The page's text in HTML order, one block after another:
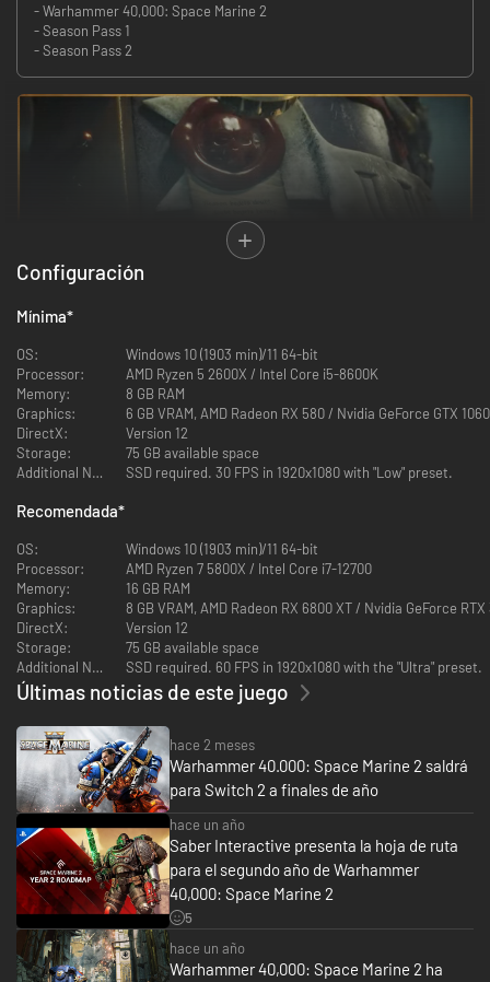
- Warhammer 40,000: Space Marine 2
- Season Pass 1
- Season Pass 2
Aniquila a los incesantes enjambres tiránidos haciendo uso de habilidades
letales y un armamento devastador. Defiende el Imperium en solitario o
multijugador en tercera persona y disfruta de la acción espectacular.
Lucha contra los enemigos de la humanidad como el teniente Demetrian
Titus en esta secuela del Space Marine de 2011 y demuestra tu lealtad
horrores de la galaxia en batallas épicas libradas en planetas lejanos y
descubre secretos oscuros para repeler la noche eterna.
Configuración
Mínima*
OS:
Windows 10 (1903 min)/11 64-bit
Processor:
AMD Ryzen 5 2600X / Intel Core i5-8600K
Memory:
8 GB RAM
Graphics:
6 GB VRAM, AMD Radeon RX 580 / Nvidia GeForce GTX 1060
DirectX:
Version 12
Storage:
75 GB available space
Additional Notes:
SSD required. 30 FPS in 1920x1080 with "Low" preset.
Recomendada*
OS:
Windows 10 (1903 min)/11 64-bit
Processor:
AMD Ryzen 7 5800X / Intel Core i7-12700
Memory:
16 GB RAM
Graphics:
8 GB VRAM, AMD Radeon RX 6800 XT / Nvidia GeForce RTX
DirectX:
Version 12
Storage:
75 GB available space
Additional Notes:
SSD required. 60 FPS in 1920x1080 with the "Ultra" preset.
Últimas noticias de este juego
hace 2 meses
Warhammer 40.000: Space Marine 2 saldrá
para Switch 2 a finales de año
hace un año
Saber Interactive presenta la hoja de ruta
para el segundo año de Warhammer
40,000: Space Marine 2
5
hace un año
Warhammer 40,000: Space Marine 2 ha